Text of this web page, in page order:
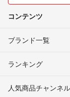
コンテンツ
ブランド一覧
ランキング
人気商品チャンネル